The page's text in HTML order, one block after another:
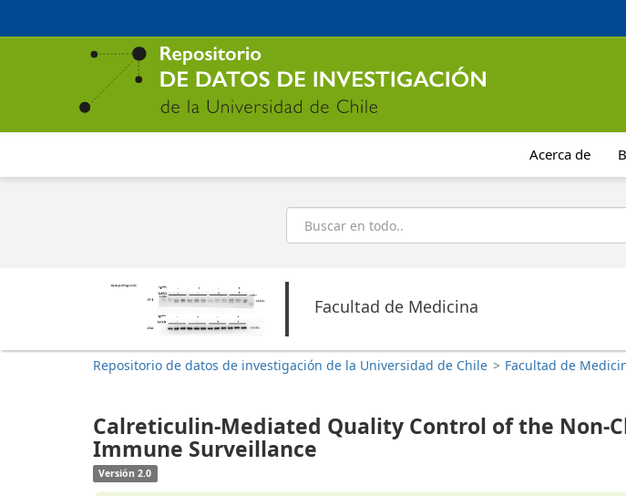
contenido
Acerca de
Buscar
Facultad de Medicina
Repositorio de datos de investigación de la Universidad de Chile > Facultad de
Calreticulin-Mediated Quality Control of the Non-
Immune Surveillance
Versión 2.0